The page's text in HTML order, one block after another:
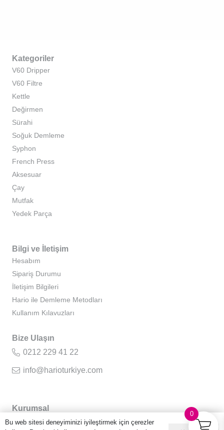
Kategoriler
V60 Dripper
V60 Filtre
Kettle
Değirmen
Sürahi
Soğuk Demleme
Syphon
French Press
Aksesuar
Çay
Mutfak
Yedek Parça
Bilgi ve İletişim
Hesabım
Sipariş Durumu
İletişim Bilgileri
Hario ile Demleme Metodları
Kullanım Kılavuzları
Bize Ulaşın
0212 229 41 22
info@harioturkiye.com
Kurumsal
Hakkımızda
0
Bu web sitesi deneyiminizi iyileştirmek için çerezler